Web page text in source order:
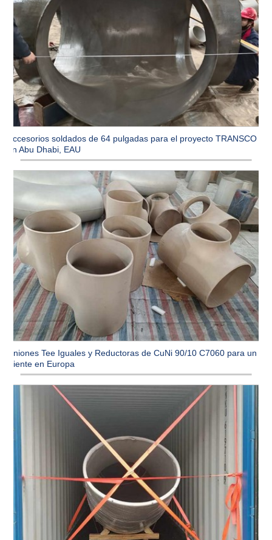
Accesorios soldados de 64 pulgadas para el proyecto TRANSCO
en Abu Dhabi, EAU
Uniones Tee Iguales y Reductoras de CuNi 90/10 C7060 para un
cliente en Europa